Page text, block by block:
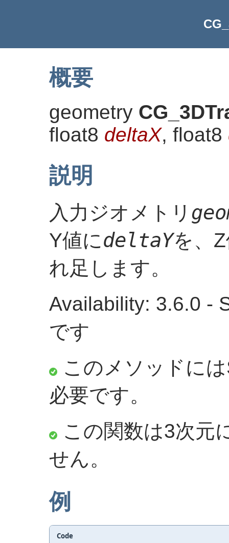
概要
geometry
float8 deltaX, float8
説明
入力ジオメトリ
Y値にdeltaYを、
れ足します。
Availability: 3.6.0 -
です
このメソッドに
必要です。
この関数は3次元
せん。
例
Code